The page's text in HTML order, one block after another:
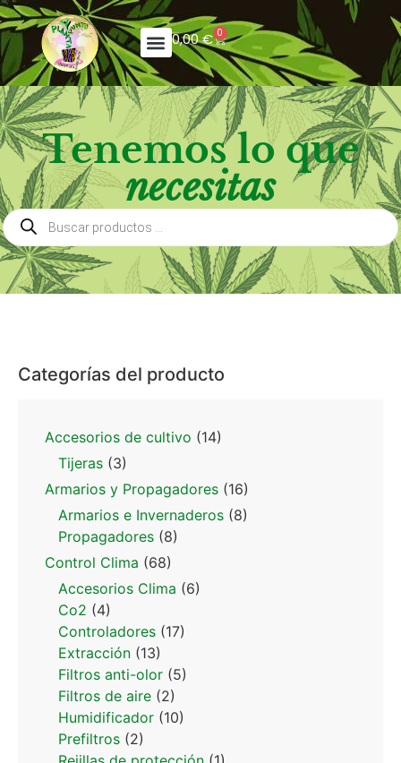
0,00€ 0
Tenemos lo que
necesitas
Categorías del producto
Accesorios de cultivo (14)
Tijeras (3)
Armarios y Propagadores (16)
Armarios e Invernaderos (8)
Propagadores (8)
Control Clima (68)
Accesorios Clima (6)
Co2 (4)
Controladores (17)
Extracción (13)
Filtros anti-olor (5)
Filtros de aire (2)
Humidificador (10)
Prefiltros (2)